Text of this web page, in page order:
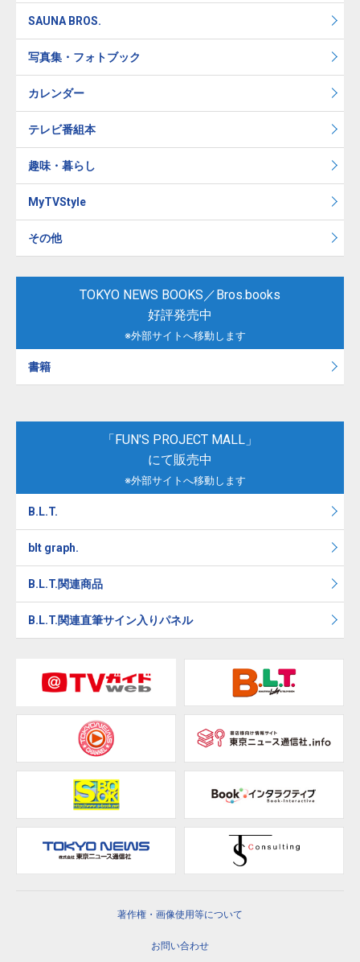
SAUNA BROS.
写真集・フォトブック
カレンダー
テレビ番組本
趣味・暮らし
MyTVStyle
その他
TOKYO NEWS BOOKS／Bros.books
好評発売中
※外部サイトへ移動します
書籍
「FUN'S PROJECT MALL」
にて販売中
※外部サイトへ移動します
B.L.T.
blt graph.
B.L.T.関連商品
B.L.T.関連直筆サイン入りパネル
著作権・画像使用等について
お問い合わせ